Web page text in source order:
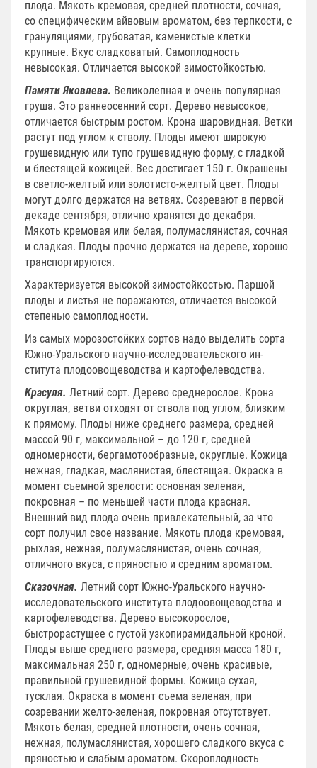
плода. Мякоть кремовая, средней плотности, сочная,
со специфическим айвовым ароматом, без терпкости, с
грануляциями, грубоватая, каменистые клетки
крупные. Вкус сладковатый. Самоплодность
невысокая. Отличается высокой зимостойкостью.
Памяти Яковлева. Великолепная и очень популярная
груша. Это раннеосенний сорт. Дерево невысокое,
отличается быстрым ростом. Крона шаровидная. Ветки
растут под углом к стволу. Плоды имеют широкую
грушевидную или тупо грушевидную форму, с гладкой
и блестящей кожицей. Вес достигает 150 г. Окрашены
в светло-желтый или золотисто-желтый цвет. Плоды
могут долго держатся на ветвях. Созревают в первой
декаде сентября, отлично хранятся до декабря.
Мякоть кремовая или белая, полумаслянистая, сочная
и сладкая. Плоды прочно держатся на дереве, хорошо
транспортируются.
Характеризуется высокой зимостойкостью. Паршой
плоды и листья не поражаются, отличается высокой
степенью самоплодности.
Из самых морозостойких сортов надо выделить сорта
Южно-Уральского научно-исследовательского ин­
ститута плодоовощеводства и картофелеводства.
Красуля. Летний сорт. Дерево среднерослое. Крона
округлая, ветви отходят от ствола под углом, близким
к прямому. Плоды ниже среднего размера, средней
массой 90 г, максимальной – до 120 г, средней
одномерности, бергамотообразные, округлые. Кожица
нежная, гладкая, маслянистая, блестящая. Окраска в
момент съемной зрелости: основная зеленая,
покровная – по меньшей части плода красная.
Внешний вид плода очень привлекательный, за что
сорт получил свое название. Мякоть плода кремовая,
рыхлая, нежная, полумаслянистая, очень сочная,
отличного вкуса, с пряностью и средним ароматом.
Сказочная. Летний сорт Южно-Уральского научно-
исследовательского института плодоовощеводства и
картофелеводства. Дерево высокорослое,
быстрорастущее с густой узкопирамидальной кроной.
Плоды выше среднего размера, средняя масса 180 г,
максимальная 250 г, одномерные, очень красивые,
правильной грушевидной формы. Кожица сухая,
тусклая. Окраска в момент съема зеленая, при
созревании желто-зеленая, покровная отсутствует.
Мякоть белая, средней плотности, очень сочная,
нежная, полу­маслянистая, хорошего сладкого вкуса с
пряностью и слабым ароматом. Скороплодность